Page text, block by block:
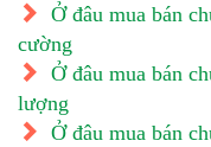
Ở đâu mua bán
cường
Ở đâu mua bán
lượng
Ở đâu mua bán